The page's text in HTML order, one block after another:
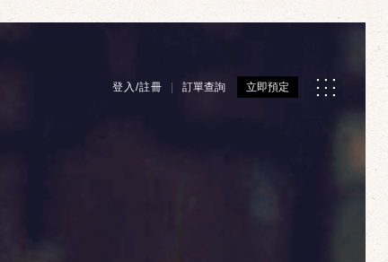
登入/註冊 訂單查詢 立即預定